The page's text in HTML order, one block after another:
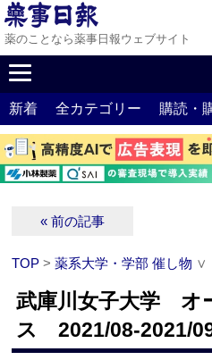
薬のことなら薬事日報ウェブサイト
新着 全カテゴリー 購読・
« 前の記事
TOP >薬系大学・学部 催し物 ∨
武庫川女子大学 オ
ス 2021/08-2021/